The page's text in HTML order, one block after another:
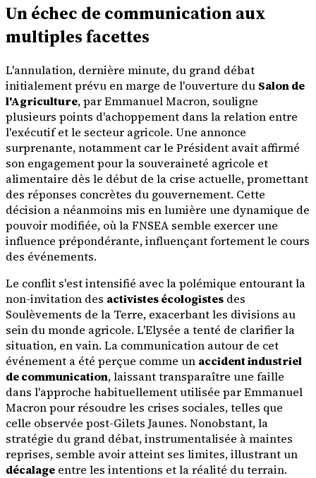
Un échec de communication aux
multiples facettes
L'annulation, dernière minute, du grand débat
initialement prévu en marge de l'ouverture du Salon de
l'Agriculture, par Emmanuel Macron, souligne
plusieurs points d'achoppement dans la relation entre
l'exécutif et le secteur agricole. Une annonce
surprenante, notamment car le Président avait affirmé
son engagement pour la souveraineté agricole et
alimentaire dès le début de la crise actuelle, promettant
des réponses concrètes du gouvernement. Cette
décision a néanmoins mis en lumière une dynamique de
pouvoir modifiée, où la FNSEA semble exercer une
influence prépondérante, influençant fortement le cours
des événements.
Le conflit s'est intensifié avec la polémique entourant la
non-invitation des activistes écologistes des
Soulèvements de la Terre, exacerbant les divisions au
sein du monde agricole. L'Elysée a tenté de clarifier la
situation, en vain. La communication autour de cet
événement a été perçue comme un accident industriel
de communication, laissant transparaître une faille
dans l'approche habituellement utilisée par Emmanuel
Macron pour résoudre les crises sociales, telles que
celle observée post-Gilets Jaunes. Nonobstant, la
stratégie du grand débat, instrumentalisée à maintes
reprises, semble avoir atteint ses limites, illustrant un
décalage entre les intentions et la réalité du terrain.